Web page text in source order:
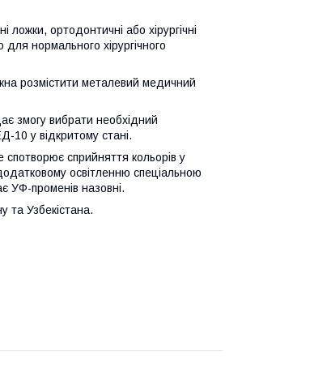
ортодонтичні або хірургічні
нормального хірургічного
розмістити металевий медичний
змогу вибрати необхідний
10 у відкритому стані.
сприйняття кольорів у
освітленню спеціальною
УФ-променів назовні.
та Узбекістана.